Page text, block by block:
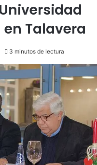
Talavera
3 minutos de lectura